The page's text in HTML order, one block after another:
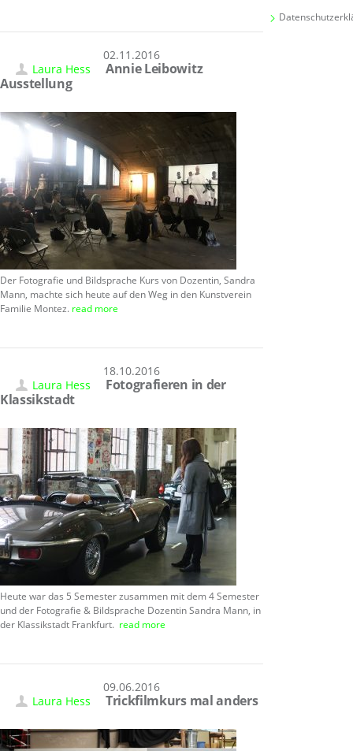
02.11.2016
Laura Hess
Annie Leibowitz
Ausstellung
Der Fotografie und Bildsprache Kurs von Dozentin, Sandra
Mann, machte sich heute auf den Weg in den Kunstverein
Familie Montez. read more
18.10.2016
Laura Hess
Fotografieren in der
Klassikstadt
Heute war das 5 Semester zusammen mit dem 4 Semester
und der Fotografie & Bildsprache Dozentin Sandra Mann, in
der Klassikstadt Frankfurt. read more
09.06.2016
Laura Hess
Trickfilmkurs mal anders